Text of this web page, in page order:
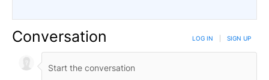
Conversation LOG IN SIGN UP